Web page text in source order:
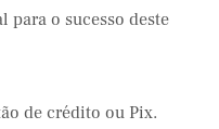
para o sucesso deste
de crédito ou Pix.